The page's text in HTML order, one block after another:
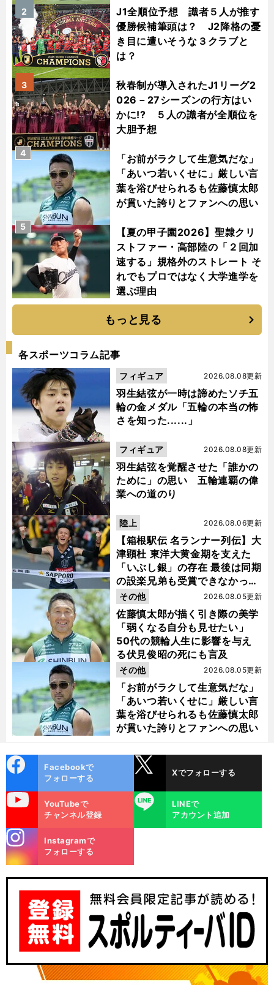
J1全順位予想 識者５人が推す
優勝候補筆頭は？ J2降格の憂
き目に遭いそうな３クラブと
は？
2
秋春制が導入されたJ1リーグ2
026－27シーズンの行方はい
かに!? ５人の識者が全順位を
大胆予想
3
「お前がラクして生意気だな」
「あいつ若いくせに」厳しい言
葉を浴びせられるも佐藤慎太郎
が貫いた誇りとファンへの思い
4
【夏の甲子園2026】聖隷クリ
ストファー・高部陸の「２回加
速する」規格外のストレート そ
れでもプロではなく大学進学を
選ぶ理由
5
もっと見る
各スポーツコラム記事
羽生結弦が一時は諦めたソチ五
輪の金メダル「五輪の本当の怖
さを知った......」
2026.08.08更新
フィギュア
羽生結弦を覚醒させた「誰かの
ために」の思い 五輪連覇の偉
業への道のり
2026.08.08更新
フィギュア
【箱根駅伝 名ランナー列伝】大
津顕杜 東洋大黄金期を支えた
「いぶし銀」の存在 最後は同期
の設楽兄弟も受賞できなかった
金栗杯に輝く
2026.08.06更新
陸上
佐藤慎太郎が描く引き際の美学
「弱くなる自分も見せたい」
50代の競輪人生に影響を与え
る伏見俊昭の死にも言及
2026.08.05更新
その他
「お前がラクして生意気だな」
「あいつ若いくせに」厳しい言
葉を浴びせられるも佐藤慎太郎
が貫いた誇りとファンへの思い
2026.08.05更新
その他
ok
Facebookで
フォローする
Xでフォローする
YouTubeで
チャンネル登録
LINE
LINEで
アカウント追加
m
Instagramで
フォローする